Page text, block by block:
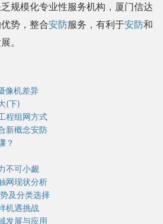
规模化专业性服务机构，厦门信达
势，整合安防服务，有利于安防和
。
像机差异
(下)
程组网方式
新概念安防
？
不可小觑
网现状分析
及分类选择
机遇挑战
发展与应用